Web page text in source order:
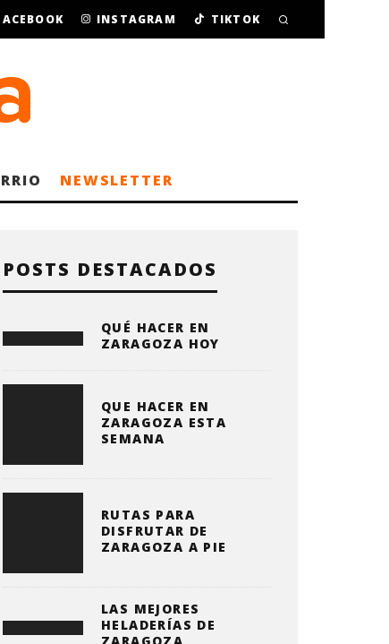
INSTAGRAM TIKTOK
NEWSLETTER
POSTS DESTACADOS
QUÉ HACER EN
ZARAGOZA HOY
QUE HACER EN
ZARAGOZA ESTA
SEMANA
RUTAS PARA
DISFRUTAR DE
ZARAGOZA A PIE
LAS MEJORES
HELADERÍAS DE